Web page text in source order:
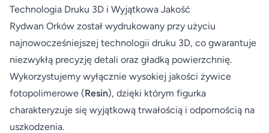
Technologia Druku 3D i Wyjątkowa Jakość
Rydwan Orków został wydrukowany przy użyciu
najnowocześniejszej technologii druku 3D, co gwarantuje
niezwykłą precyzję detali oraz gładką powierzchnię.
Wykorzystujemy wyłącznie wysokiej jakości żywice
fotopolimerowe (Resin), dzięki którym figurka
charakteryzuje się wyjątkową trwałością i odpornością na
uszkodzenia.